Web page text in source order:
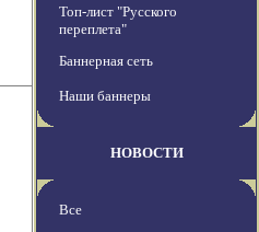
Топ-лист "Русского
переплета"
Баннерная сеть
Наши баннеры
НОВОСТИ
Все